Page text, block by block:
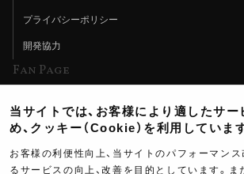
プライバシーポリシー
開発協力
Fan Page
ヨシムラTV
イベント情報
当サイトでは、お客様により適したサ
め、クッキー（Cookie）を利用しています
お客様の利便性向上、当サイトのパフォーマンス
るサービスの向上、改善を目的としています。ま